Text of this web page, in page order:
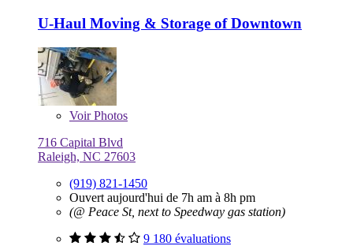
U-Haul Moving & Storage of Downtown
VoirPhotos
716 Capital Blvd
Raleigh, NC 27603
(919) 821-1450
Ouvert aujourd'hui de 7h am à 8h pm
(@ Peace St, next to Speedway gas station)
9 180 évaluations